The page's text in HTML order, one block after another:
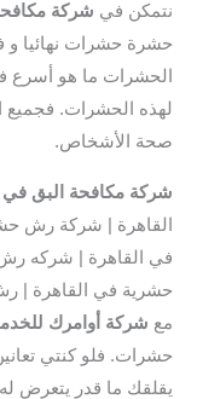
نتمكن في شركة
حشرة حشرات نهائيا و
الحشرات ما هو أسرع
لهذه الحشرات. فجميع
صحة الأشخاص.
شركة مكافحة البق في
القاهرة | شركة رش
في القاهرة | شركه
حشرية في القاهرة |
مع شركة أوامرك
حشرات. فلو كنتي
يقلقك ما قدر يتعرض